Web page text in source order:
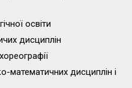
освіти
дисциплін
математичних дисциплін і